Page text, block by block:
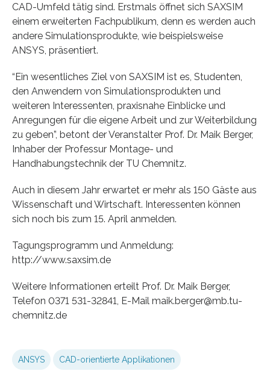
CAD-Umfeld tätig sind. Erstmals öffnet sich SAXSIM
einem erweiterten Fachpublikum, denn es werden auch
andere Simulationsprodukte, wie beispielsweise
ANSYS, präsentiert.
“Ein wesentliches Ziel von SAXSIM ist es, Studenten,
den Anwendern von Simulationsprodukten und
weiteren Interessenten, praxisnahe Einblicke und
Anregungen für die eigene Arbeit und zur Weiterbildung
zu geben”, betont der Veranstalter Prof. Dr. Maik Berger,
Inhaber der Professur Montage- und
Handhabungstechnik der TU Chemnitz.
Auch in diesem Jahr erwartet er mehr als 150 Gäste aus
Wissenschaft und Wirtschaft. Interessenten können
sich noch bis zum 15. April anmelden.
Tagungsprogramm und Anmeldung:
http://www.saxsim.de
Weitere Informationen erteilt Prof. Dr. Maik Berger,
Telefon 0371 531-32841, E-Mail maik.berger@mb.tu-
chemnitz.de
ANSYS CAD-orientierte Applikationen